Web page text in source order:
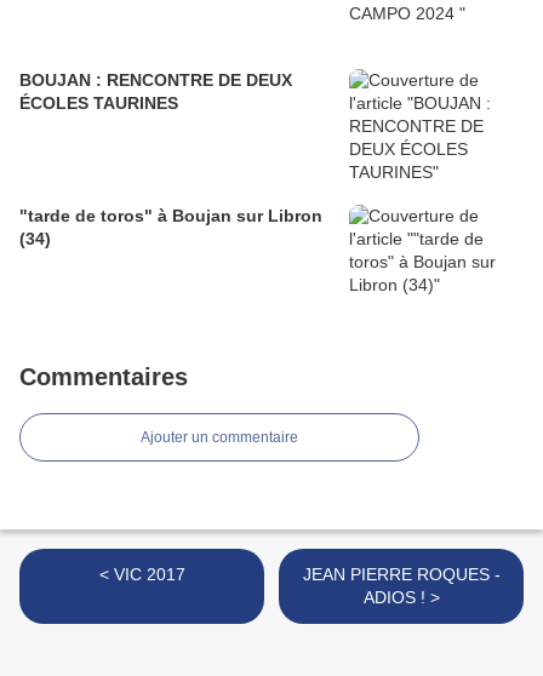
BOUJAN : RENCONTRE DE DEUX
ÉCOLES TAURINES
"tarde de toros" à Boujan sur Libron
(34)
Commentaires
Ajouter un commentaire
< VIC 2017
JEAN PIERRE ROQUES -
ADIOS ! >